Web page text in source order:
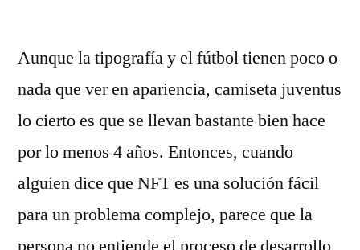
Aunque la tipografía y el fútbol tienen poco o
nada que ver en apariencia, camiseta juventus
lo cierto es que se llevan bastante bien hace
por lo menos 4 años. Entonces, cuando
alguien dice que NFT es una solución fácil
para un problema complejo, parece que la